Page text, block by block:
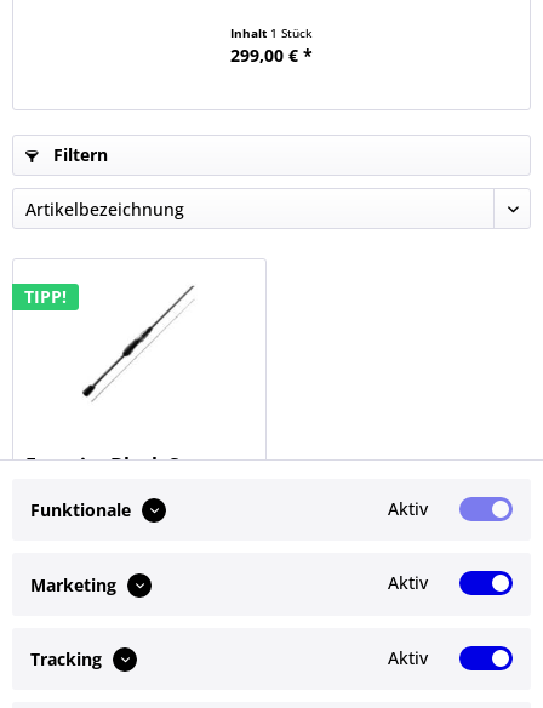
Inhalt 1 Stück
299,00 € *
Filtern
TIPP!
Favorite Black Swan
2,08m...
Inhalt1 Stück
299,00 € *
Funktionale Aktiv
Marketing Aktiv
Tracking Aktiv